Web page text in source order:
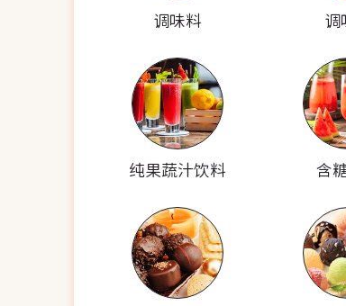
调味料 调
纯果蔬汁饮料 含